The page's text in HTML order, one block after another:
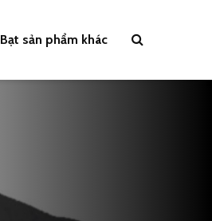
Bạt sản phẩm khác